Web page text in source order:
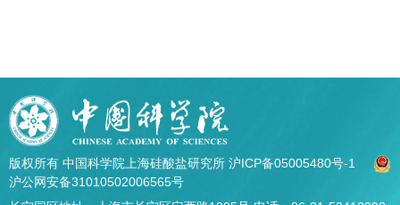
版权所有 中国科学院上海硅酸盐研究所 沪ICP备05005480号-1
沪公网安备31010502006565号